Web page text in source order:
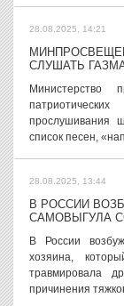
28.08.2025, 14:21
СЛУШАТЬ
Министерство
прослушивания
список песен,
28.08.2025, 13:44
В РОССИИ
САМОВЫГУЛА
В России
хозяина,
травмировала
причинения